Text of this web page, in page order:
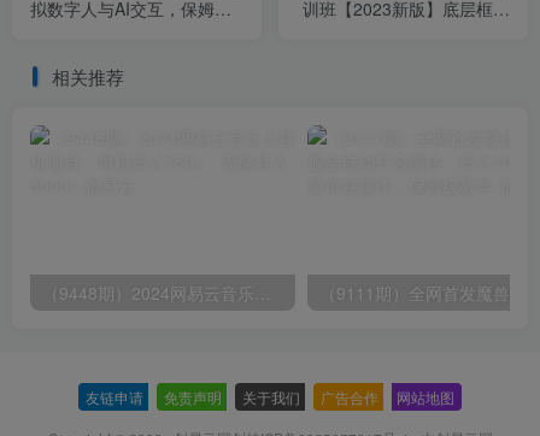
拟数字人与AI交互，保姆级
训班【2023新版】底层框架
相关推荐
友链申请 免责声明 关于我们 广告合作 网站地图